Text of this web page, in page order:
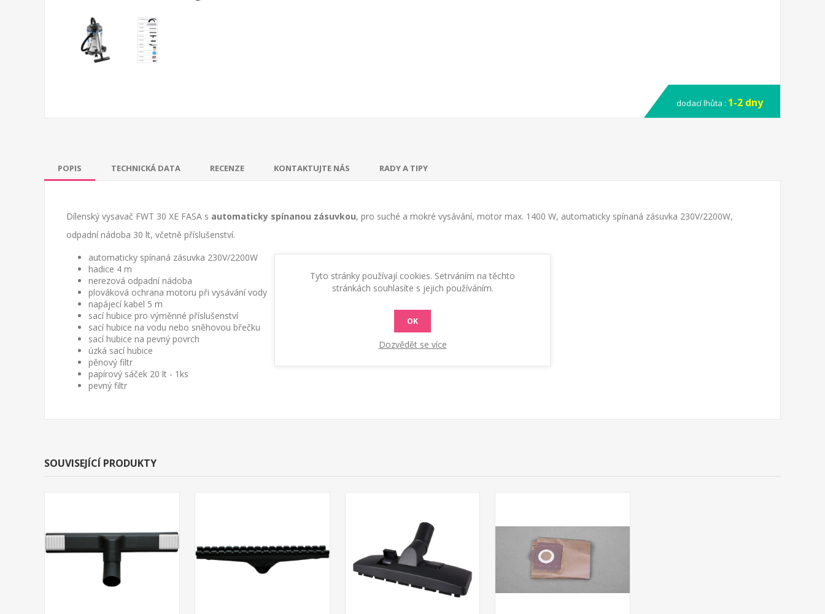
dodací lhůta : 1-2 dny
POPIS TECHNICKÁ DATA RECENZE KONTAKTUJTE NÁS RADY A TIPY
Dílenský vysavač FWT 30 XE FASA s automaticky spínanou zásuvkou, pro suché a mokré vysávání, motor max. 1400 W, automaticky spínaná zásuvka 230V/2200W,
odpadní nádoba 30 lt, včetně příslušenství.
automaticky spínaná zásuvka 230V/2200W
hadice 4 m
nerezová odpadní nádoba
plováková ochrana motoru při vysávání vody
napájecí kabel 5 m
sací hubice pro výměnné příslušenství
sací hubice na vodu nebo sněhovou břečku
sací hubice na pevný povrch
úzká sací hubice
pěnový filtr
papírový sáček 20 lt - 1ks
pevný filtr
SOUVISEJÍCÍ PRODUKTY
Tyto stránky používají cookies. Setrváním na těchto
stránkách souhlasíte s jejich používáním.
OK
Dozvědět se více